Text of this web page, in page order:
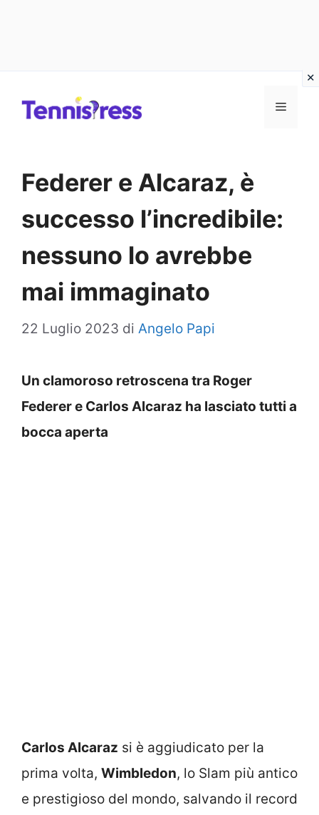
MENU
Federer e Alcaraz, è
successo l’incredibile:
nessuno lo avrebbe
mai immaginato
22 Luglio 2023 di Angelo Papi
Un clamoroso retroscena tra Roger
Federer e Carlos Alcaraz ha lasciato tutti a
bocca aperta
Carlos Alcaraz si è aggiudicato per la
prima volta, Wimbledon, lo Slam più antico
e prestigioso del mondo, salvando il record